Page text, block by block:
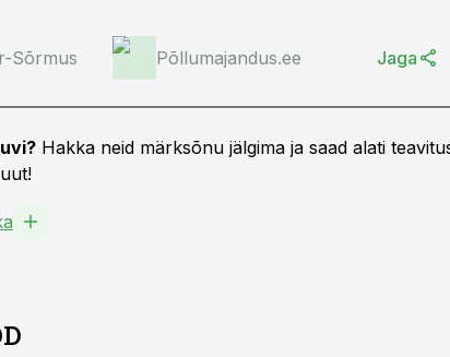
Sõrmus Põllumajandus.ee Jaga
Hakka neid märksõnu jälgima ja saad alati